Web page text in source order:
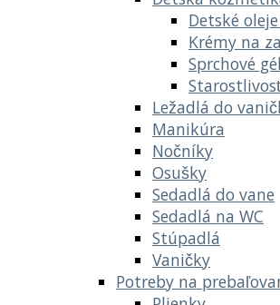
Detské
Krémy na
Sprchové
Ležadlá do
Manikúra
Nočníky
Osušky
Sedadlá do vane
Sedadlá na WC
Stúpadlá
Vaničky
Potreby na